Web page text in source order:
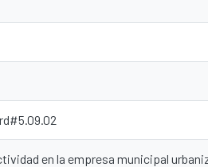
en la empresa municipal